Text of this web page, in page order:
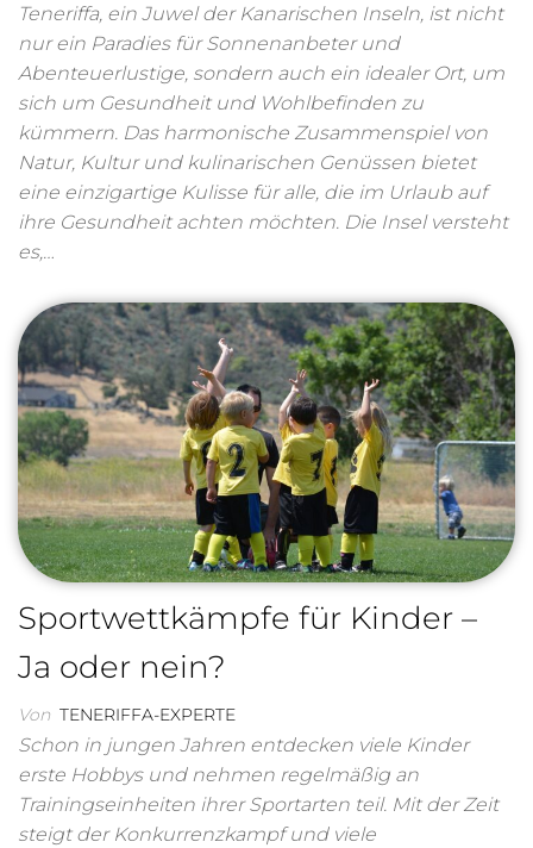
Teneriffa, ein Juwel der Kanarischen Inseln, ist nicht
nur ein Paradies für Sonnenanbeter und
Abenteuerlustige, sondern auch ein idealer Ort, um
sich um Gesundheit und Wohlbefinden zu
kümmern. Das harmonische Zusammenspiel von
Natur, Kultur und kulinarischen Genüssen bietet
eine einzigartige Kulisse für alle, die im Urlaub auf
ihre Gesundheit achten möchten. Die Insel versteht
es,…
Sportwettkämpfe für Kinder –
Ja oder nein?
Von TENERIFFA-EXPERTE
Schon in jungen Jahren entdecken viele Kinder
erste Hobbys und nehmen regelmäßig an
Trainingseinheiten ihrer Sportarten teil. Mit der Zeit
steigt der Konkurrenzkampf und viele